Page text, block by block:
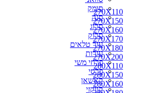
סומק
סנה
סרוג
סרוק
עור טלאים
עורות
פרחי משי
פרסי
קאשאן
קווקזי
270X110
270X150
270X160
270X170
270X180
270X200
280X110
280X150
280X160
360X220
360X260
370X270
400X300